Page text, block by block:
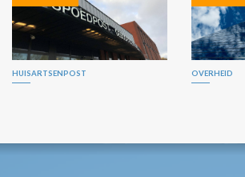
HUISARTSENPOST OVERHEID